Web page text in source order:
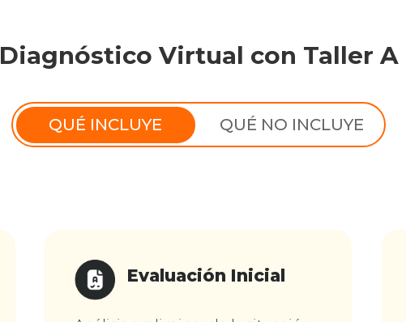
Diagnóstico Virtual con Taller A
QUÉ INCLUYE QUÉ NO INCLUYE
Evaluación Inicial